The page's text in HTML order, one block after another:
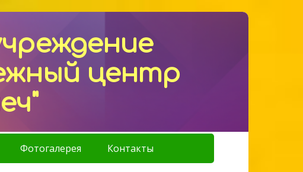
центр
Фотогалерея Контакты